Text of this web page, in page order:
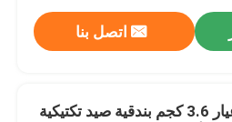
اتصل بنا
12 عيار 3.6 كجم بندقية صيد تكتيكية